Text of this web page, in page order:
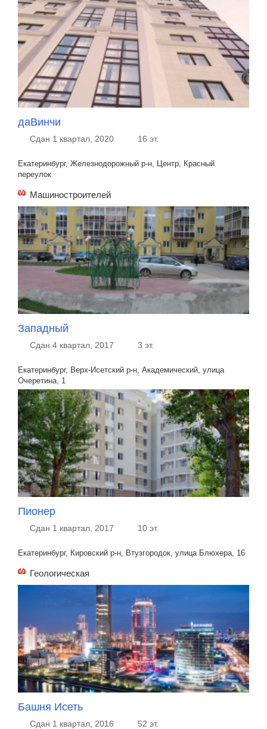
даВинчи
Сдан 1 квартал, 2020 16 эт.
Екатеринбург, Железнодорожный р-н, Центр, Красный
переулок
Машиностроителей
Западный
Сдан 4 квартал, 2017 3 эт.
Екатеринбург, Верх-Исетский р-н, Академический, улица
Очеретина, 1
Пионер
Сдан 1 квартал, 2017 10 эт.
Екатеринбург, Кировский р-н, Втузгородок, улица Блюхера, 16
Геологическая
Башня Исеть
Сдан 1 квартал, 2016 52 эт.